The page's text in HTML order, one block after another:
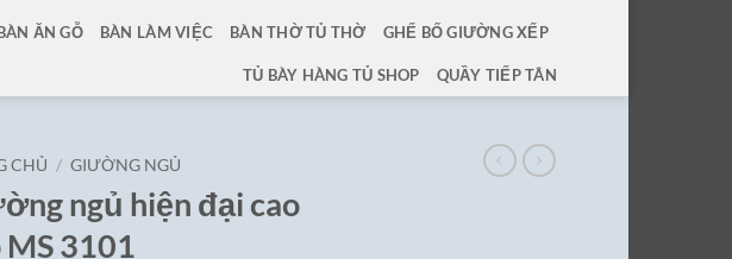
ĂN GỖ BÀN LÀM VIỆC BÀN THỜ TỦ THỜ GHẾ BỐ GIƯỜNG XẾP
TỦ BÀY HÀNG TỦ SHOP QUẦY TIẾP TÂN
CHỦ / GIƯỜNG NGỦ
ngủ hiện đại cao
MS 3101